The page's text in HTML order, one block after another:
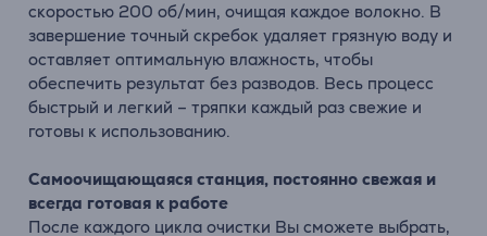
скоростью 200 об/мин, очищая каждое волокно. В
завершение точный скребок удаляет грязную воду и
оставляет оптимальную влажность, чтобы
обеспечить результат без разводов. Весь процесс
быстрый и легкий – тряпки каждый раз свежие и
готовы к использованию.
Самоочищающаяся станция, постоянно свежая и
всегда готовая к работе
После каждого цикла очистки Вы сможете выбрать,